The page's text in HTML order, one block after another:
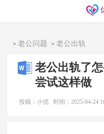
找搭子
>老公问题 >老公出轨
老公出轨了
尝试这样做
投稿：小优 时间：2025-04-24